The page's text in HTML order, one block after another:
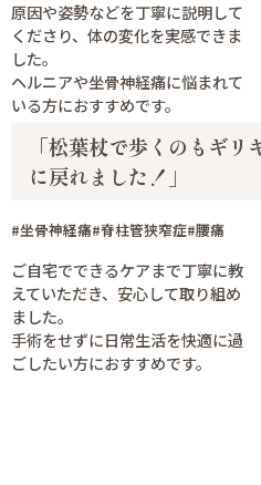
原因や姿勢などを丁寧に説明して
くださり、体の変化を実感できま
した。
ヘルニアや坐骨神経痛に悩まれて
いる方におすすめです。
「松葉杖で歩くのもギ
に戻れました！」
#坐骨神経痛#脊柱管狭窄症#腰痛
ご自宅でできるケアまで丁寧に教
えていただき、安心して取り組め
ました。
手術をせずに日常生活を快適に過
ごしたい方におすすめです。